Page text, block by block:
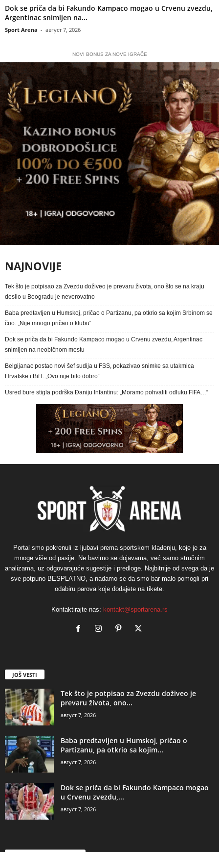
Dok se priča da bi Fakundo Kampaco mogao u Crvenu zvezdu,
Argentinac snimljen na...
Sport Arena - август 7, 2026
NOVI BONUS ZA NOVE IGRAČE
NAJNOVIJE
Tek što je potpisao za Zvezdu doživeo je prevaru života, ono što se na kraju
desilo u Beogradu je neverovatno
Baba predtavljen u Humskoj, pričao o Partizanu, pa otkrio sa kojim Srbinom se
čuo: „Nije mnogo pričao o klubu“
Dok se priča da bi Fakundo Kampaco mogao u Crvenu zvezdu, Argentinac
snimljen na neobičnom mestu
Belgijanac postao novi šef sudija u FSS, pokazivao snimke sa utakmica
Hrvatske i BiH: „Ovo nije bilo dobro“
Usred bure stigla podrška Đaniju Infantinu: „Moramo pohvaliti odluku FIFA…“
Portal smo pokrenuli iz ljubavi prema sportskom klađenju, koje je za
mnoge više od pasije. Ne bavimo se dojavama, već samo stručnim
analizama, uz odgovarajuće sugestije i predloge. Najbitnije od svega da je
sve potpuno BESPLATNO, a nadamo se da smo bar malo pomogli pri
odabiru parova koje dodajete na tikete.
Kontaktirajte nas: kontakt@sportarena.rs
JOŠ VESTI
Tek što je potpisao za Zvezdu doživeo je
prevaru života, ono...
август 7, 2026
Baba predtavljen u Humskoj, pričao o
Partizanu, pa otkrio sa kojim...
август 7, 2026
Dok se priča da bi Fakundo Kampaco mogao
u Crvenu zvezdu,...
август 7, 2026